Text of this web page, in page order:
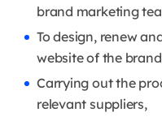
brand marketing
To design, renew
website of the
Carrying out the
relevant suppliers,